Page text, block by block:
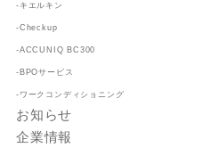
-キエルキン
-Checkup
-ACCUNIQ BC300
-BPOサービス
-ワークコンディショニング
お知らせ
企業情報